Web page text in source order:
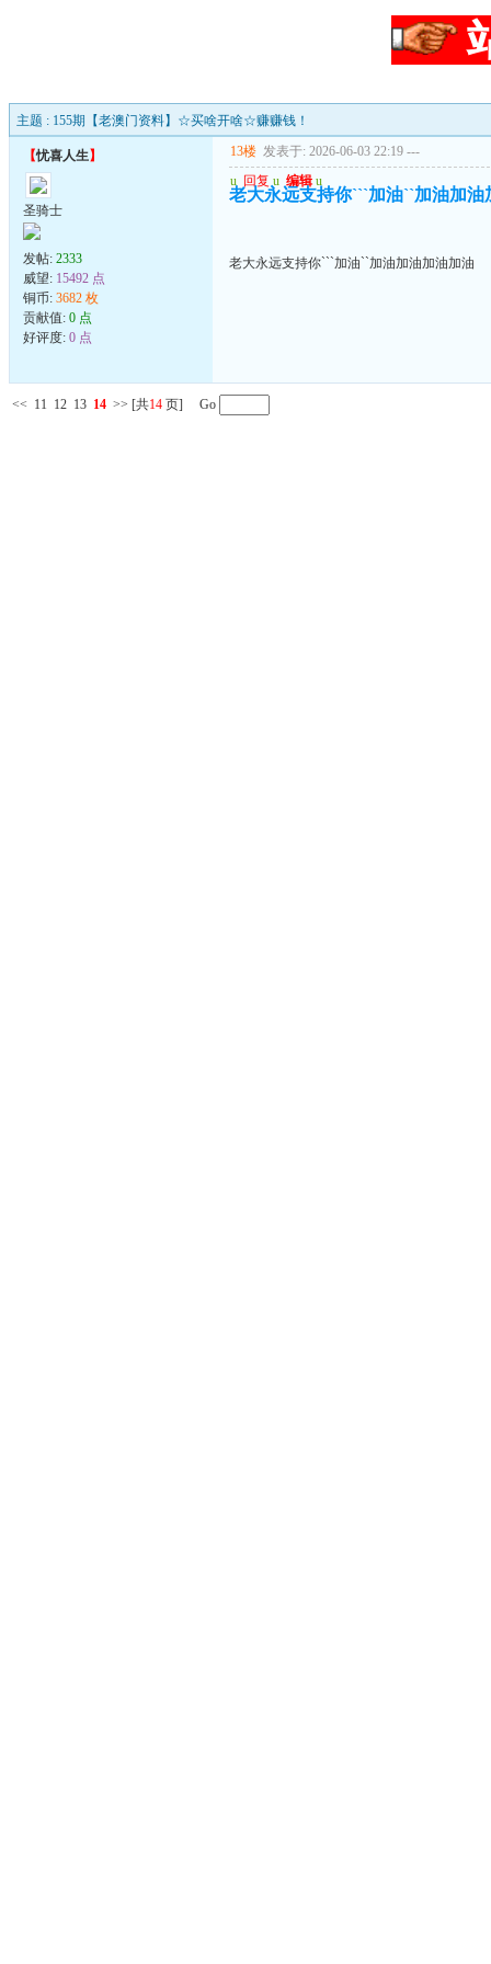
主题 : 155期【老澳门资料】☆买啥开啥☆赚赚钱！
【忧喜人生】
圣骑士
发帖: 2333
威望: 15492 点
铜币: 3682 枚
贡献值: 0 点
好评度: 0 点
13楼 发表于: 2026-06-03 22:19 ---
u 回复 u 编辑 u
老大永远支持你```加油``加油加油
老大永远支持你```加油``加油加油加油加油
<< 11 12 13 14 >> [共14 页] Go